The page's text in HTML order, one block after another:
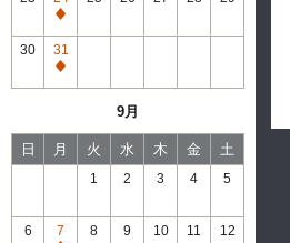
休
館
通
常
休
館
30
31
通
館
9月
日 月 火 水 木 金 土
1 2 3 4 5
6
7
8 9 10 11 12